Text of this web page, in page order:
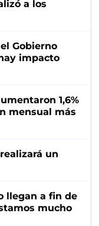
a los
Gobierno
impacto
1,6%
mensual más
un
llegan a fin de
mucho